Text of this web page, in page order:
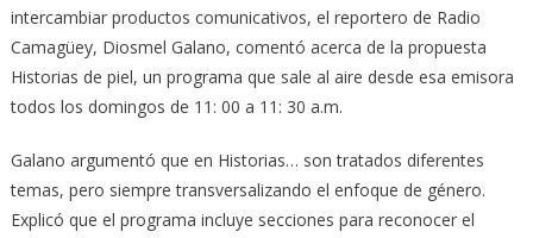
intercambiar productos comunicativos, el reportero de Radio
Camagüey, Diosmel Galano, comentó acerca de la propuesta
Historias de piel, un programa que sale al aire desde esa emisora
todos los domingos de 11: 00 a 11: 30 a.m.
Galano argumentó que en Historias… son tratados diferentes
temas, pero siempre transversalizando el enfoque de género.
Explicó que el programa incluye secciones para reconocer el